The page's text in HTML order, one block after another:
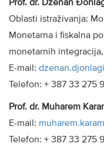
Prof. dr. Dženan
Oblasti istraživanja:
Monetarna i fiskalna
monetarnih
E-mail:
Telefon: + 387 33 275
Prof. dr. Muharem
E-mail:
Telefon: + 387 33 275